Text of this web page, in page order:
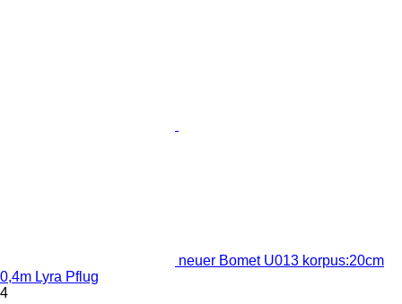
neuer Bomet U013 korpus:20cm
0,4m Lyra Pflug
4